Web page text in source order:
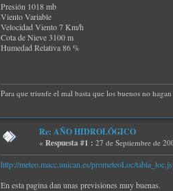
Presión 1018 mb
Viento Variable
Velocidad Viento 7 Km/h
Cota de Nieve 3100 m
Humedad Relativa 86 %
Para que triunfe el mal basta que los buenos no
Re: AÑO HIDROLÓGICO
« Respuesta #1 : 27 de Septiembre de
http://meteo.macc.unican.es/prometeoLoc/
En esta pagina dan unas previsiones muy buenas.